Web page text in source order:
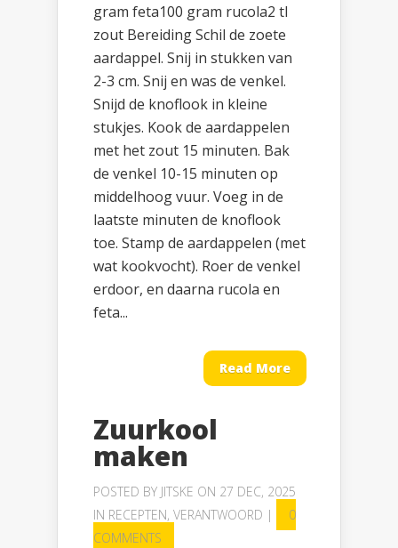
gram feta100 gram rucola2 tl
zout Bereiding Schil de zoete
aardappel. Snij in stukken van
2-3 cm. Snij en was de venkel.
Snijd de knoflook in kleine
stukjes. Kook de aardappelen
met het zout 15 minuten. Bak
de venkel 10-15 minuten op
middelhoog vuur. Voeg in de
laatste minuten de knoflook
toe. Stamp de aardappelen (met
wat kookvocht). Roer de venkel
erdoor, en daarna rucola en
feta...
Read More
Zuurkool
maken
POSTED BY JITSKE ON 27 DEC, 2025
IN RECEPTEN, VERANTWOORD |
0
COMMENTS